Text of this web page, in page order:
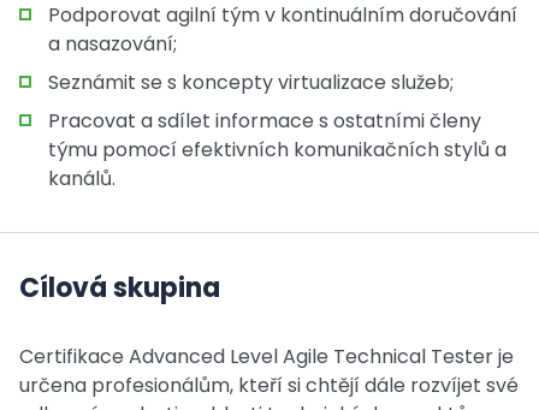
Podporovat agilní tým v kontinuálním doručování
a nasazování;
Seznámit se s koncepty virtualizace služeb;
Pracovat a sdílet informace s ostatními členy
týmu pomocí efektivních komunikačních stylů a
kanálů.
Cílová skupina
Certifikace Advanced Level Agile Technical Tester je
určena profesionálům, kteří si chtějí dále rozvíjet své